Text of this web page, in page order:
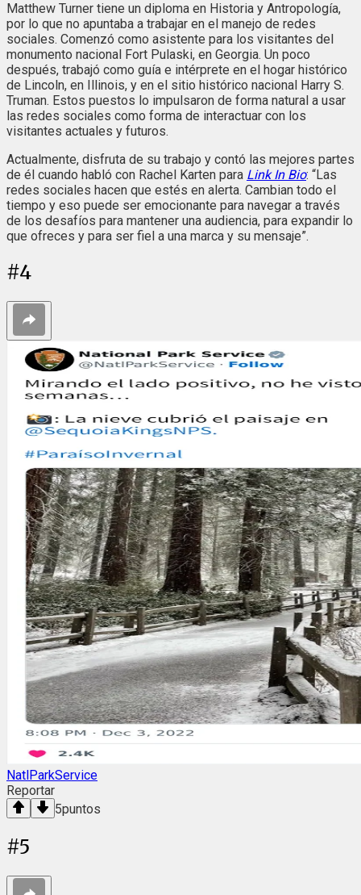
Matthew Turner tiene un diploma en Historia y Antropología,
por lo que no apuntaba a trabajar en el manejo de redes
sociales. Comenzó como asistente para los visitantes del
monumento nacional Fort Pulaski, en Georgia. Un poco
después, trabajó como guía e intérprete en el hogar histórico
de Lincoln, en Illinois, y en el sitio histórico nacional Harry S.
Truman. Estos puestos lo impulsaron de forma natural a usar
las redes sociales como forma de interactuar con los
visitantes actuales y futuros.
Actualmente, disfruta de su trabajo y contó las mejores partes
de él cuando habló con Rachel Karten para Link In Bio: “Las
redes sociales hacen que estés en alerta. Cambian todo el
tiempo y eso puede ser emocionante para navegar a través
de los desafíos para mantener una audiencia, para expandir lo
que ofreces y para ser fiel a una marca y su mensaje”.
#4
NatlParkService
Reportar
5puntos
#5